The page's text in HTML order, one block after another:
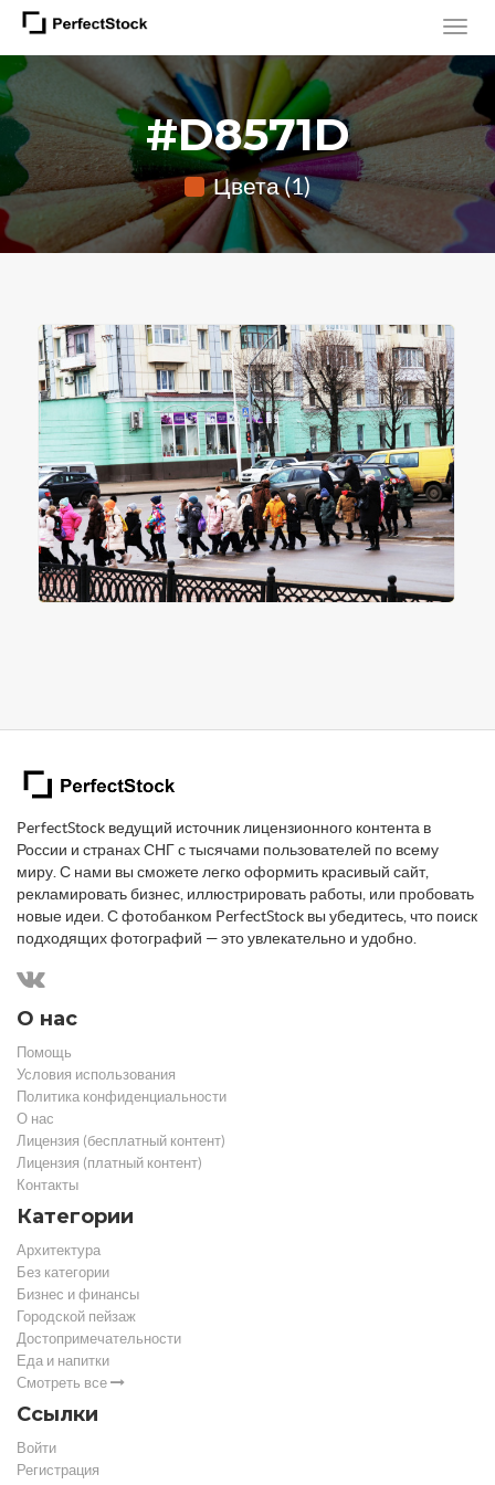
#D8571D
Цвета (1)
PerfectStock ведущий источник лицензионного контента в
России и странах СНГ с тысячами пользователей по всему
миру. С нами вы сможете легко оформить красивый сайт,
рекламировать бизнес, иллюстрировать работы, или пробовать
новые идеи. С фотобанком PerfectStock вы убедитесь, что поиск
подходящих фотографий — это увлекательно и удобно.
О нас
Помощь
Условия использования
Политика конфиденциальности
О нас
Лицензия (бесплатный контент)
Лицензия (платный контент)
Контакты
Категории
Архитектура
Без категории
Бизнес и финансы
Городской пейзаж
Достопримечательности
Еда и напитки
Смотреть все
Ссылки
Войти
Регистрация